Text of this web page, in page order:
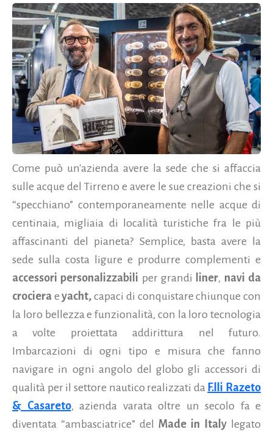
Come può un'azienda avere la sede che si affaccia
sulle acque del Tirreno e avere le sue creazioni che si
“specchiano” contemporaneamente nelle acque di
centinaia, migliaia di località turistiche fra le più
affascinanti del pianeta? Semplice, basta avere la
sede sulla costa ligure e produrre complementi e
accessori personalizzabili per grandi liner, navi da
crociera eyacht, capaci di conquistare chiunque con
la loro bellezza e funzionalità, con la loro tecnologia
a volte proiettata addirittura nel futuro.
Imbarcazioni di ogni tipo e misura che fanno
navigare in ogni angolo del globo gli accessori di
qualità per il settore nautico realizzati da F.lli Razeto
& Casareto, azienda varata oltre un secolo fa e
diventata “ambasciatrice” del Made in Italy legato